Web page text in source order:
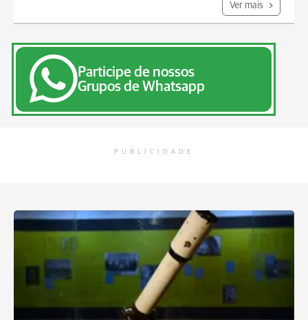
Ver mais
Participe de nossos
Grupos de Whatsapp
PUBLICIDADE